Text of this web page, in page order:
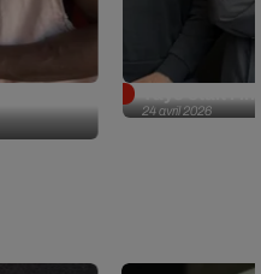
24 avril 2026